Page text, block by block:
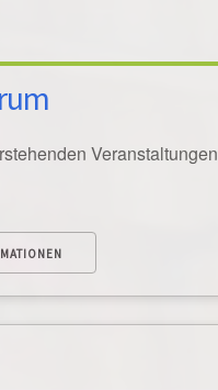
Veranstaltungen